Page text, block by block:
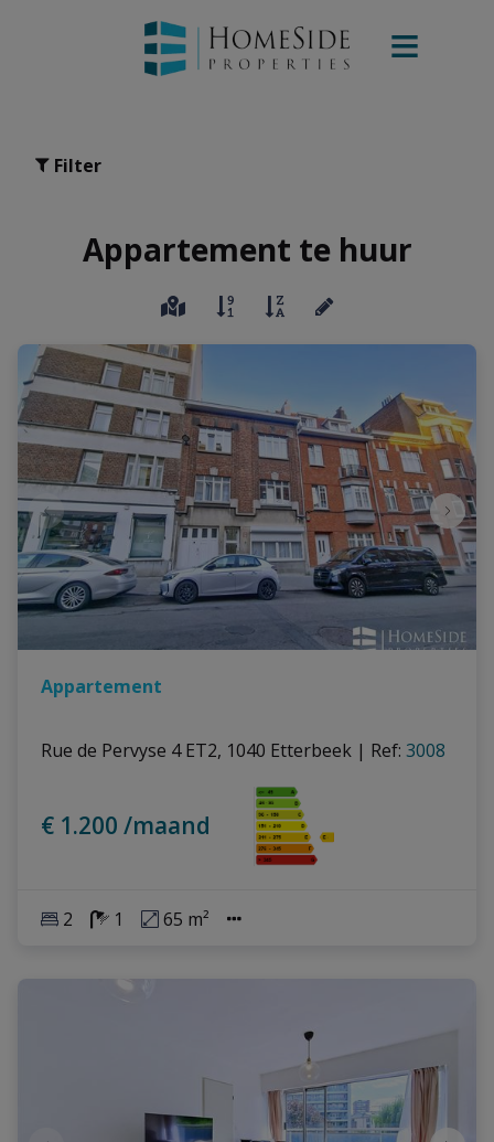
Filter
Appartement te huur
Appartement
Rue de Pervyse 4 ET2, 1040 Etterbeek | Ref: 3008
€ 1.200 /maand
2 1 65 m²